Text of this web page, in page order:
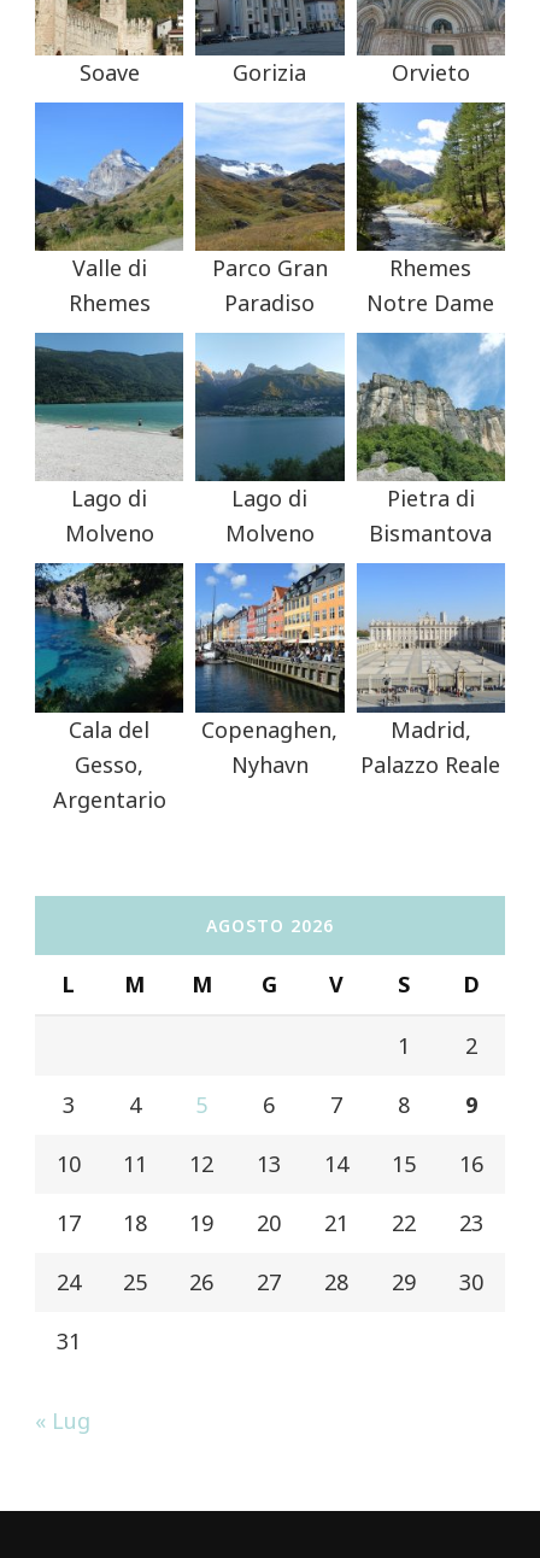
Soave Gorizia Orvieto
Valle di
Rhemes
Parco Gran
Paradiso
Rhemes
Notre Dame
Lago di
Molveno
Lago di
Molveno
Pietra di
Bismantova
Cala del
Gesso,
Argentario
Copenaghen,
Nyhavn
Madrid,
Palazzo Reale
AGOSTO 2026
L M M G V S D
1 2
3 4 5 6 7 8 9
10 11 12 13 14 15 16
17 18 19 20 21 22 23
24 25 26 27 28 29 30
31
« Lug